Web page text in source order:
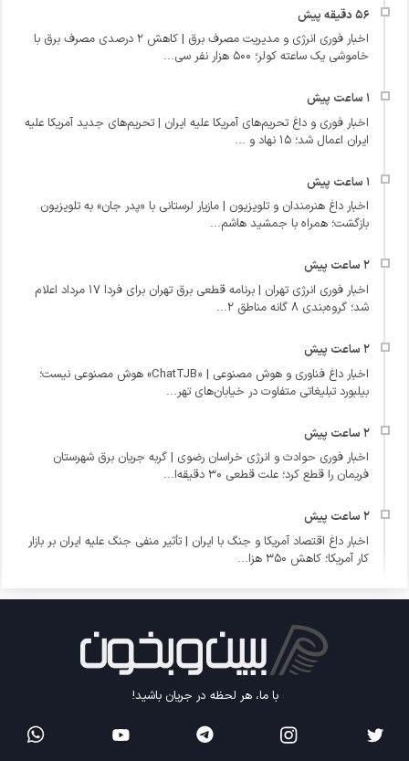
اخبار فوری انرژی و مدیریت مصرف برق | کاهش ۲ درصدی مصرف برق با
خاموشی یک‌ ساعته کولر؛ ۵۰۰ هزار نفر سی...
اخبار فوری و داغ تحریم‌های آمریکا علیه ایران | تحریم‌های جدید آمریکا علیه
ایران اعمال شد؛ ۱۵ نهاد و ...
اخبار داغ هنرمندان و تلویزیون | مازیار لرستانی با «پدر جان» به تلویزیون
بازگشت؛ همراه با جمشید هاشم‌...
اخبار فوری انرژی تهران | برنامه قطعی برق تهران برای فردا ۱۷ مرداد اعلام
شد؛ گروه‌بندی ۸ گانه مناطق ۲...
اخبار داغ فناوری و هوش مصنوعی | «ChatTJB» هوش مصنوعی نیست؛
بیلبورد تبلیغاتی متفاوت در خیابان‌های تهر...
اخبار فوری حوادث و انرژی خراسان رضوی | گربه جریان برق شهرستان
فریمان را قطع کرد؛ علت قطعی ۳۰ دقیقه‌ا...
اخبار داغ اقتصاد آمریکا و جنگ با ایران | تأثیر منفی جنگ علیه ایران بر بازار
کار آمریکا؛ کاهش ۳۵۰ هزا...
با ما، هر لحظه در جریان باشید!